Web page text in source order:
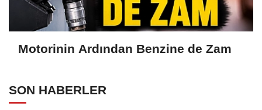
Motorinin Ardından Benzine de Zam
SON HABERLER